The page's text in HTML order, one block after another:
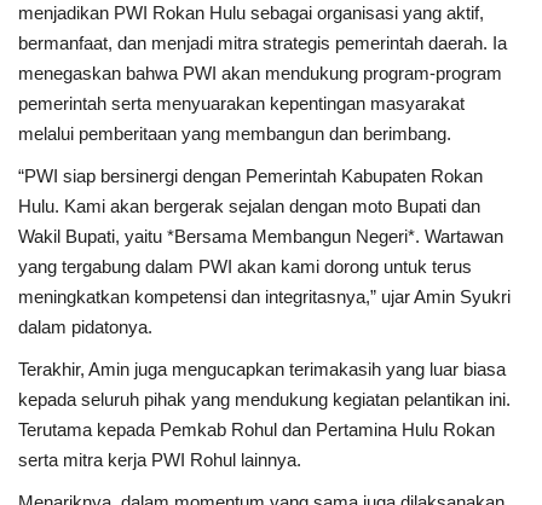
menjadikan PWI Rokan Hulu sebagai organisasi yang aktif,
bermanfaat, dan menjadi mitra strategis pemerintah daerah. Ia
menegaskan bahwa PWI akan mendukung program-program
pemerintah serta menyuarakan kepentingan masyarakat
melalui pemberitaan yang membangun dan berimbang.
“PWI siap bersinergi dengan Pemerintah Kabupaten Rokan
Hulu. Kami akan bergerak sejalan dengan moto Bupati dan
Wakil Bupati, yaitu *Bersama Membangun Negeri*. Wartawan
yang tergabung dalam PWI akan kami dorong untuk terus
meningkatkan kompetensi dan integritasnya,” ujar Amin Syukri
dalam pidatonya.
Terakhir, Amin juga mengucapkan terimakasih yang luar biasa
kepada seluruh pihak yang mendukung kegiatan pelantikan ini.
Terutama kepada Pemkab Rohul dan Pertamina Hulu Rokan
serta mitra kerja PWI Rohul lainnya.